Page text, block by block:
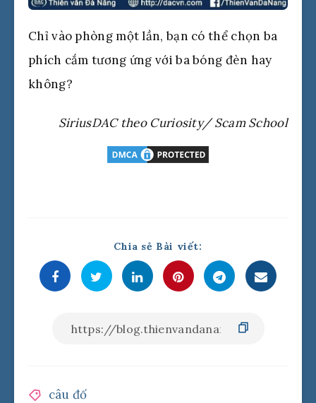
Chỉ vào phòng một lần, bạn có thể chọn ba
phích cắm tương ứng với ba bóng đèn hay
không?
SiriusDAC theo Curiosity/ Scam School
Chia sẻ Bài viết:
câu đố